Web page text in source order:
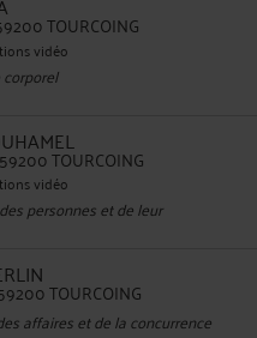
TOURCOING
vidéo
TOURCOING
vidéo
personnes et de leur
TOURCOING
affaires et de la concurrence